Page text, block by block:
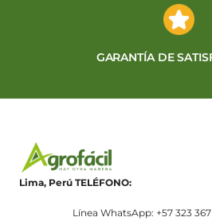
GARANTÍA DE
Lima, Perú TELÉFONO:
Línea WhatsApp: +57 323